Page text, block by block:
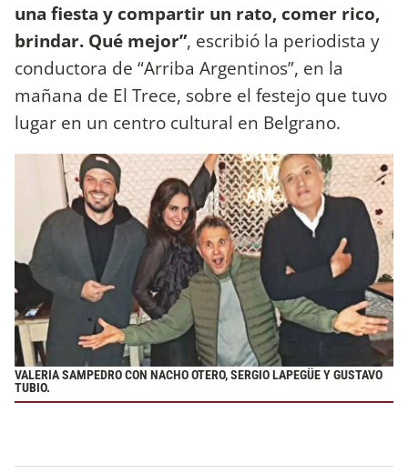
una fiesta y compartir un rato, comer rico,
brindar. Qué mejor”, escribió la periodista y
conductora de “Arriba Argentinos”, en la
mañana de El Trece, sobre el festejo que tuvo
lugar en un centro cultural en Belgrano.
VALERIA SAMPEDRO CON NACHO OTERO, SERGIO LAPEGÜE Y GUSTAVO
TUBIO.